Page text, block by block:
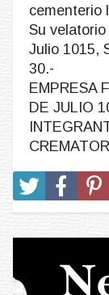
cementerio
Su
Julio 1015,
30.-
EMPRESA
DE JULIO